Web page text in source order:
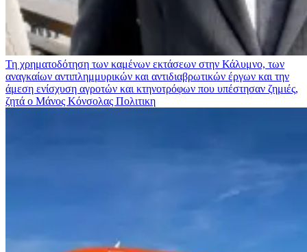
Τη χρηματοδότηση των καμένων εκτάσεων στην Κάλυμνο, των
αναγκαίων αντιπλημμυρικών και αντιδιαβρωτικών έργων και την
άμεση ενίσχυση αγροτών και κτηνοτρόφων που υπέστησαν ζημιές,
ζητά ο Μάνος Κόνσολας Πολιτικη